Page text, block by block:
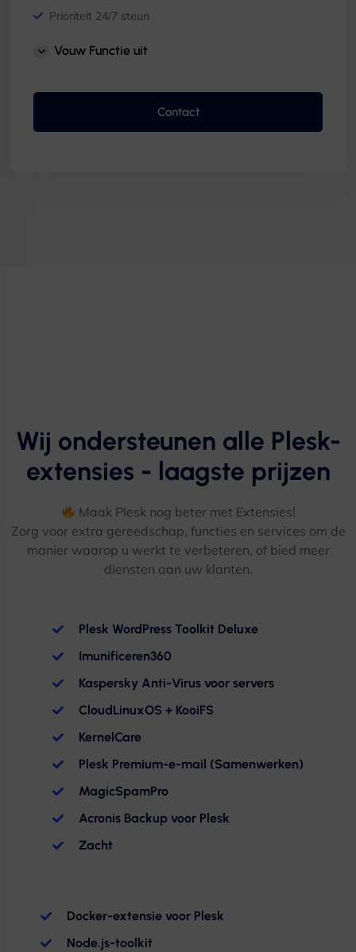
Prioriteit 24/7 steun
Vouw Functie uit
Contact
Wij ondersteunen alle Plesk-
extensies - laagste prijzen
Maak Plesk nog beter met Extensies!
Zorg voor extra gereedschap, functies en services om de
manier waarop u werkt te verbeteren, of bied meer
diensten aan uw klanten.
Plesk WordPress Toolkit Deluxe
Imunificeren360
Kaspersky Anti-Virus voor servers
CloudLinuxOS + KooiFS
KernelCare
Plesk Premium-e-mail (Samenwerken)
MagicSpamPro
Acronis Backup voor Plesk
Zacht
Docker-extensie voor Plesk
Node.js-toolkit